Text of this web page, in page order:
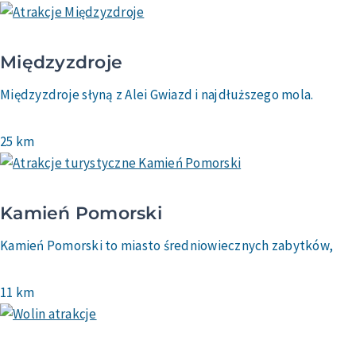
Międzyzdroje
Międzyzdroje słyną z Alei Gwiazd i najdłuższego mola.
25 km
Kamień Pomorski
Kamień Pomorski to miasto średniowiecznych zabytków,
11 km